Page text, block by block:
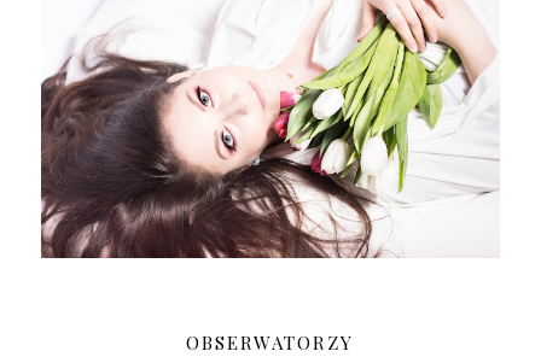
OBSERWATORZY